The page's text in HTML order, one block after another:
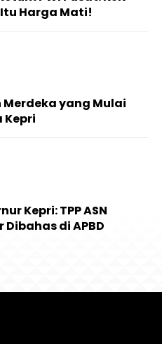
Itu Harga Mati!
yang Mulai
Kepri
Kepri: TPP ASN
di APBD